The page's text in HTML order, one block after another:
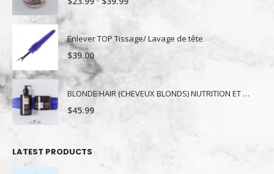
Enlever TOP Tissage/ Lavage de tête
$39.00
BLONDE HAIR (CHEVEUX BLONDS) NUTRITION ET NUANCE
$45.99
LATEST PRODUCTS